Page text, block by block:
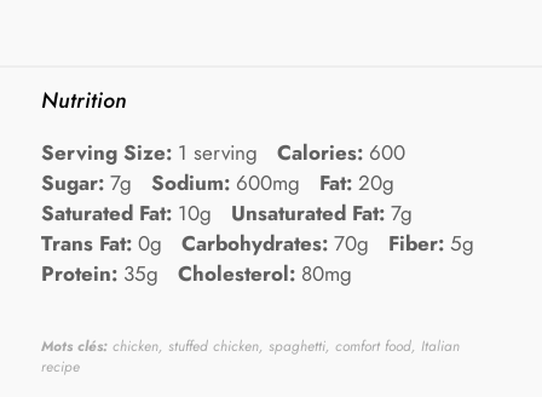
Nutrition
Serving Size: 1 serving Calories: 600
Sugar: 7g Sodium: 600mg Fat: 20g
Saturated Fat: 10g Unsaturated Fat: 7g
Trans Fat: 0g Carbohydrates: 70g Fiber: 5g
Protein: 35g Cholesterol: 80mg
Mots clés: chicken, stuffed chicken, spaghetti, comfort food, Italian
recipe